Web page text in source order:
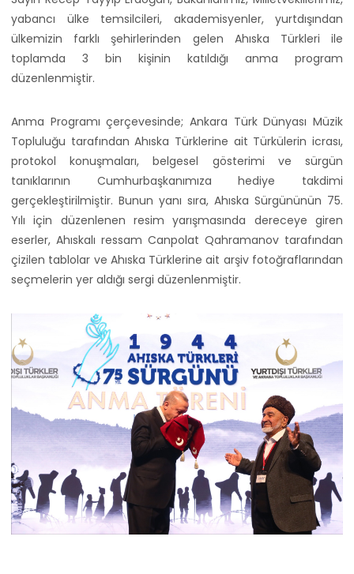
yabancı ülke temsilcileri, akademisyenler, yurtdışından
ülkemizin farklı şehirlerinden gelen Ahıska Türkleri ile
toplamda 3 bin kişinin katıldığı anma program
düzenlenmiştir.
Anma Programı çerçevesinde; Ankara Türk Dünyası Müzik
Topluluğu tarafından Ahıska Türklerine ait Türkülerin icrası,
protokol konuşmaları, belgesel gösterimi ve sürgün
tanıklarının Cumhurbaşkanımıza hediye takdimi
gerçekleştirilmiştir. Bunun yanı sıra, Ahıska Sürgününün 75.
Yılı için düzenlenen resim yarışmasında dereceye giren
eserler, Ahıskalı ressam Canpolat Qahramanov tarafından
çizilen tablolar ve Ahıska Türklerine ait arşiv fotoğraflarından
seçmelerin yer aldığı sergi düzenlenmiştir.